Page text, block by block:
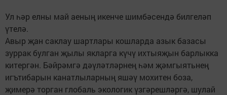
Ул һәр елны май аеның икенче шимбәсендә билгеләп
үтелә.
Авыр җан саклау шартлары кошларда азык базасы
зуррак булган җылы якларга күчү ихтыяҗын барлыкка
китергән. Бәйрәмгә дәүләтләрнең һәм җәмгыятьнең
игътибарын канатлыларның яшәү мохитен боза,
җимерә торган глобаль экологик үзгәрешләргә, шулай